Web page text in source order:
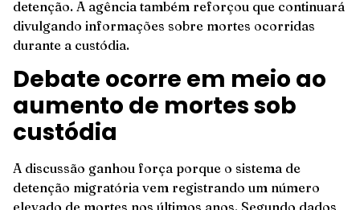
detenção. A agência também reforçou que continuará
divulgando informações sobre mortes ocorridas
durante a custódia.
Debate ocorre em meio ao
aumento de mortes sob
custódia
A discussão ganhou força porque o sistema de
detenção migratória vem registrando um número
elevado de mortes nos últimos anos. Segundo dados